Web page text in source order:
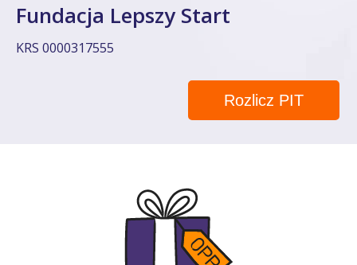
Fundacja Lepszy Start
KRS 0000317555
Rozlicz PIT